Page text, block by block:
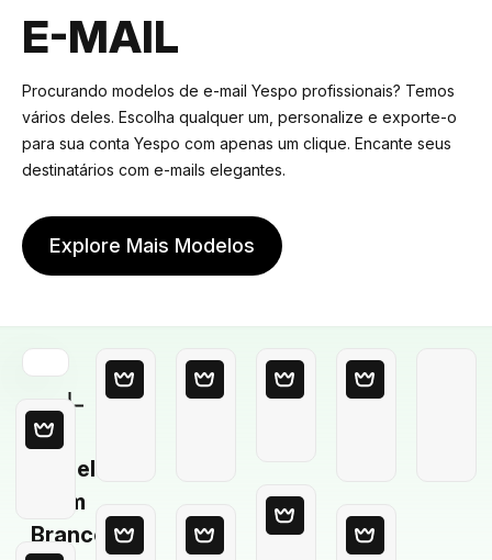
E-MAIL
Procurando modelos de e-mail Yespo profissionais? Temos
vários deles. Escolha qualquer um, personalize e exporte-o
para sua conta Yespo com apenas um clique. Encante seus
destinatários com e-mails elegantes.
Explore Mais Modelos
Modelo
em
Branco